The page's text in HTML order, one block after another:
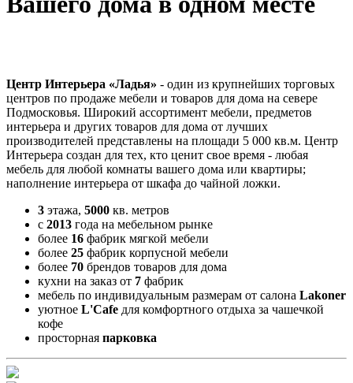
Центр Интерьера «Ладья» - один из крупнейших торговых
центров по продаже мебели и товаров для дома на севере
Подмосковья. Широкий ассортимент мебели, предметов
интерьера и других товаров для дома от лучших
производителей представлены на площади 5 000 кв.м. Центр
Интерьера создан для тех, кто ценит свое время - любая
мебель для любой комнаты вашего дома или квартиры;
наполнение интерьера от шкафа до чайной ложки.
3 этажа, 5000 кв. метров
с 2013 года на мебельном рынке
более 16 фабрик мягкой мебели
более 25 фабрик корпусной мебели
более 70 брендов товаров для дома
кухни на заказ от 7 фабрик
мебель по индивидуальным размерам от салона Lakoner
уютное L'Cafe для комфортного отдыха за чашечкой
кофе
просторная парковка